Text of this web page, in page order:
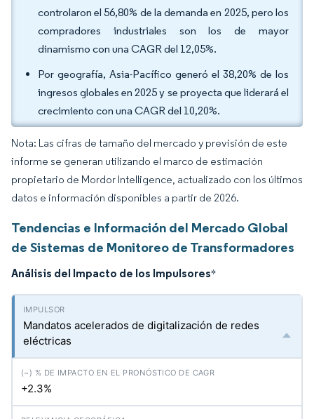
controlaron el 56,80% de la demanda en 2025, pero los
compradores industriales son los de mayor
dinamismo con una CAGR del 12,05%.
Por geografía, Asia-Pacífico generó el 38,20% de los
ingresos globales en 2025 y se proyecta que liderará el
crecimiento con una CAGR del 10,20%.
Nota: Las cifras de tamaño del mercado y previsión de este
informe se generan utilizando el marco de estimación
propietario de Mordor Intelligence, actualizado con los últimos
datos e información disponibles a partir de 2026.
Tendencias e Información del Mercado Global
de Sistemas de Monitoreo de Transformadores
Análisis del Impacto de los Impulsores*
Mandatos acelerados de digitalización de redes
eléctricas
+2.3%